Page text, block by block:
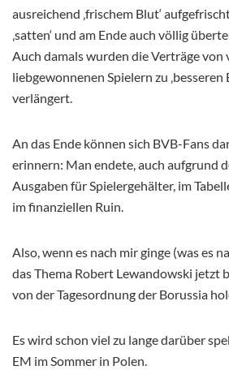
ausreichend ‚frischem Blut‘
‚satten‘ und am Ende auch völlig
Auch damals wurden die Verträge von
liebgewonnenen Spielern zu ‚besseren
verlängert.
An das Ende können sich BVB-Fans
erinnern: Man endete, auch aufgrund
Ausgaben für Spielergehälter, im
im finanziellen Ruin.
Also, wenn es nach mir ginge (was es
das Thema Robert Lewandowski jetzt
von der Tagesordnung der Borussia
Es wird schon viel zu lange darüber
EM im Sommer in Polen.